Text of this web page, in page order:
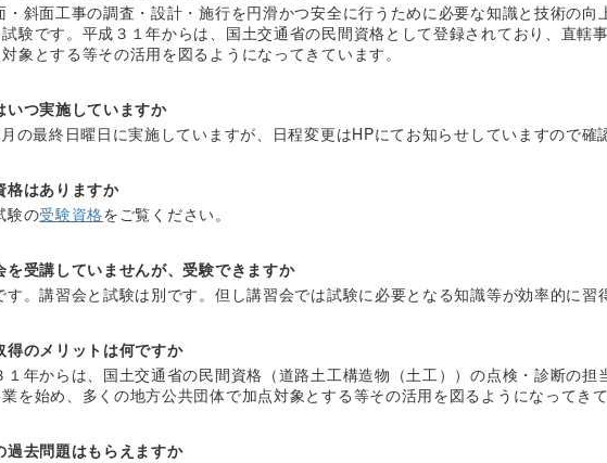
・斜面工事の調査・設計・施行を円滑かつ安全に行うために必要な知識と技術の
験です。平成３１年からは、国土交通省の民間資格として登録されており、直轄
象とする等その活用を図るようになってきています。
いつ実施していますか
の最終日曜日に実施していますが、日程変更はHPにてお知らせしていますので確
格はありますか
験の受験資格をご覧ください。
を受講していませんが、受験できますか
す。講習会と試験は別です。但し講習会では試験に必要となる知識等が効率的に習
得のメリットは何ですか
１年からは、国土交通省の民間資格（道路土工構造物（土工））の点検・診断の担
を始め、多くの地方公共団体で加点対象とする等その活用を図るようになってきて
過去問題はもらえますか